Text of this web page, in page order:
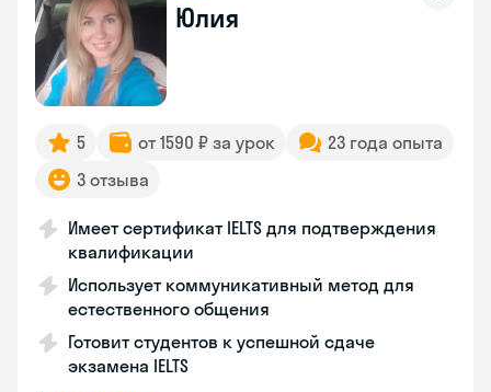
Юлия
5 от 1590 ₽ за урок
23 года опыта
3 отзыва
Имеет сертификат IELTS для подтверждения
квалификации
Использует коммуникативный метод для
естественного общения
Готовит студентов к успешной сдаче
экзамена IELTS